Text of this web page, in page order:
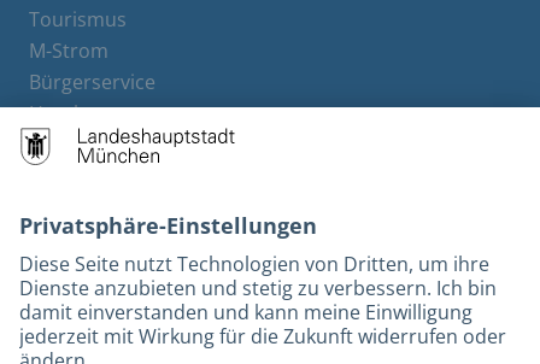
Tourismus
M-Strom
Bürgerservice
Hotels
Barrierefreiheit
Leichte Sprache
Gebärdensprache
Datenschutz